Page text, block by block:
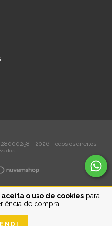
aceita o uso de cookies para
de compra.
- 2026. Todos os direitos